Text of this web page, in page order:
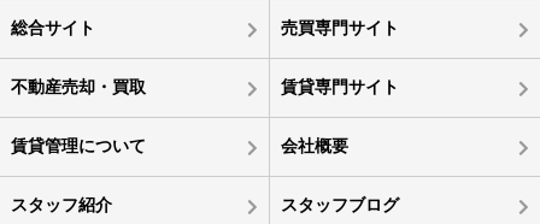
総合サイト 売買専門サイト
不動産売却・買取 賃貸専門サイト
賃貸管理について 会社概要
スタッフ紹介 スタッフブログ